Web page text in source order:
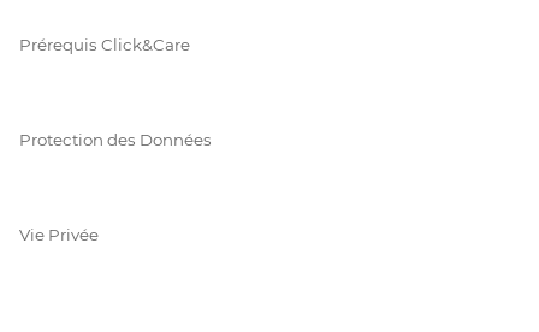
Prérequis Click&Care
Protection des Données
Vie Privée